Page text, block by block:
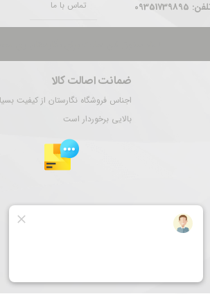
ضمانت اصالت کالا
اجناس فروشگاه نگارستان از کیفیت
بالایی برخوردار است
09351739895
تماس با ما